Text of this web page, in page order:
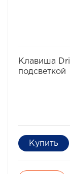
Клавиша
подсветкой